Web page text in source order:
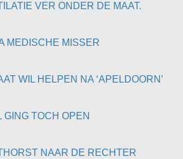
VER ONDER DE MAAT.
MEDISCHE MISSER
WIL HELPEN NA ‘APELDOORN’
GING TOCH OPEN
NAAR DE RECHTER